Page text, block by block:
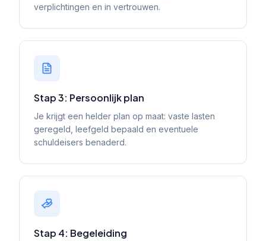
verplichtingen en in vertrouwen.
Stap 3: Persoonlijk plan
Je krijgt een helder plan op maat: vaste lasten
geregeld, leefgeld bepaald en eventuele
schuldeisers benaderd.
Stap 4: Begeleiding